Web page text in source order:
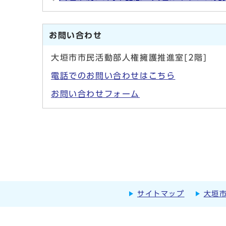
お問い合わせ
大垣市市民活動部人権擁護推進室[2階]
電話でのお問い合わせはこちら
お問い合わせフォーム
サイトマップ 大垣